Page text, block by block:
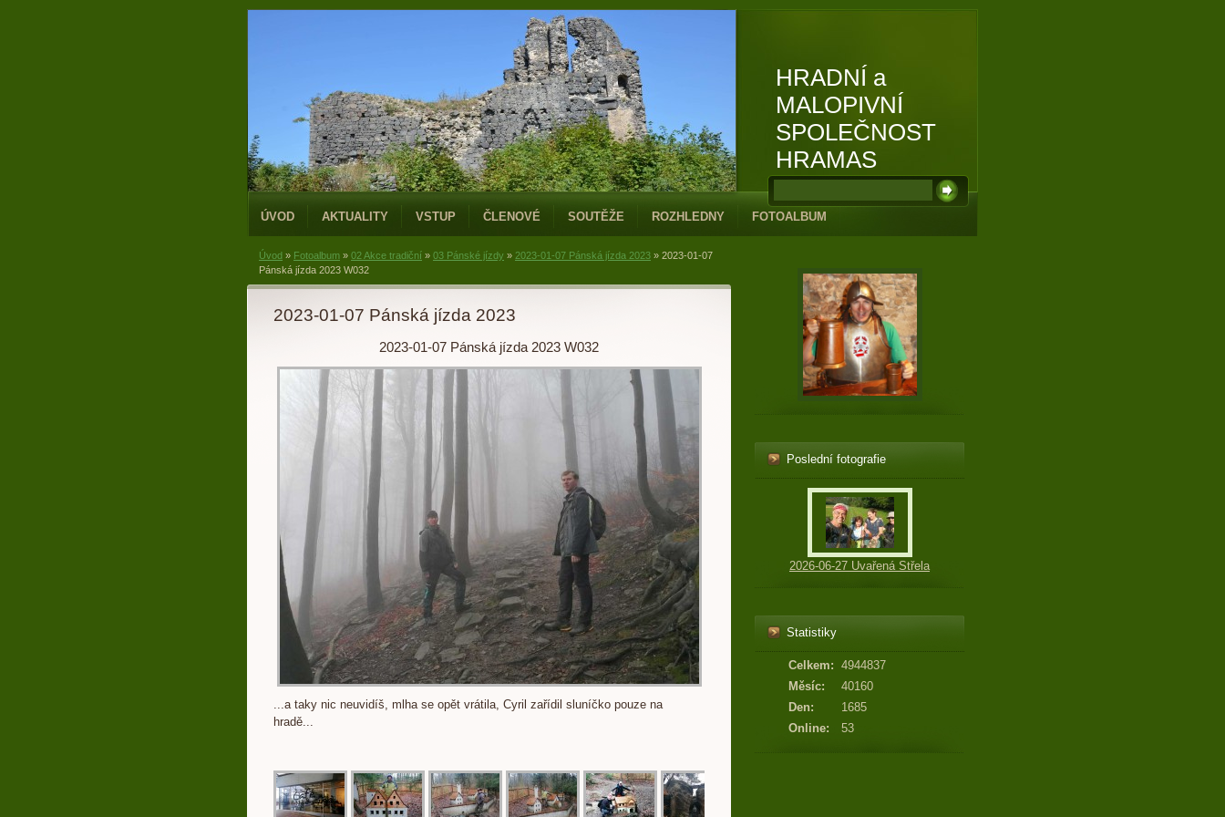
HRADNÍ a
MALOPIVNÍ
SPOLEČNOST
HRAMAS
ÚVOD AKTUALITY VSTUP ČLENOVÉ SOUTĚŽE ROZHLEDNY FOTOALBUM
Úvod » Fotoalbum » 02 Akce tradiční » 03 Pánské jízdy » 2023-01-07 Pánská jízda 2023 » 2023-01-07
Pánská jízda 2023 W032
2023-01-07 Pánská jízda 2023
2023-01-07 Pánská jízda 2023 W032
...a taky nic neuvidíš, mlha se opět vrátila, Cyril zařídil sluníčko pouze na
hradě...
Poslední fotografie
2026-06-27 Uvařená Střela
Statistiky
Online: 53
Celkem: 4944837
Měsíc:
40160
Den:
1685